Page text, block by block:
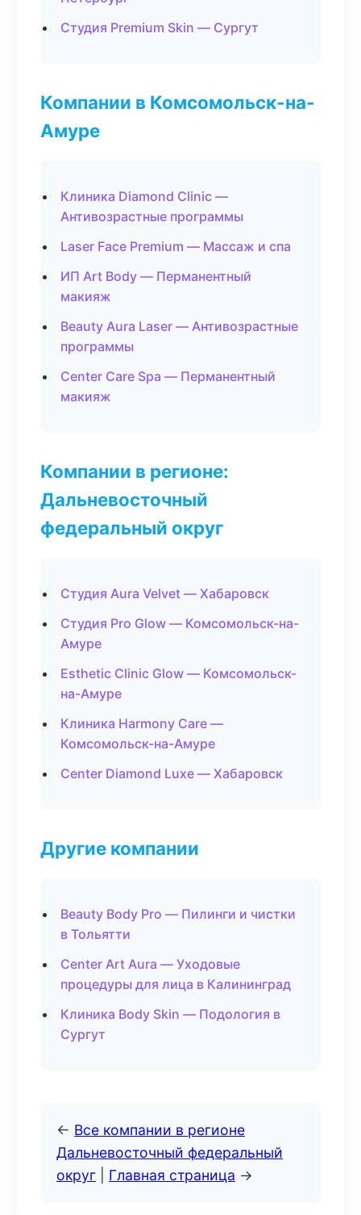
Студия Premium Skin — Сургут
Компании в Комсомольск-на-
Амуре
Клиника Diamond Clinic —
Антивозрастные программы
Laser Face Premium — Массаж и спа
ИП Art Body — Перманентный
макияж
Beauty Aura Laser — Антивозрастные
программы
Center Care Spa — Перманентный
макияж
Компании в регионе:
Дальневосточный
федеральный округ
Студия Aura Velvet — Хабаровск
Студия Pro Glow — Комсомольск-на-
Амуре
Esthetic Clinic Glow — Комсомольск-
на-Амуре
Клиника Harmony Care —
Комсомольск-на-Амуре
Center Diamond Luxe — Хабаровск
Другие компании
Beauty Body Pro — Пилинги и чистки
в Тольятти
Center Art Aura — Уходовые
процедуры для лица в Калининград
Клиника Body Skin — Подология в
Сургут
← Все компании в регионе
Дальневосточный федеральный
округ
Главная страница →